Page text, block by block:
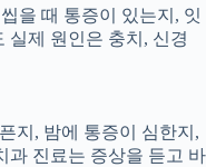
을 때 통증이 있는지, 잇
실제 원인은 충치, 신경
지, 밤에 통증이 심한지,
과 진료는 증상을 듣고 바